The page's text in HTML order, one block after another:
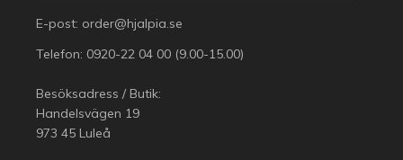
E-post: order@hjalpia.se
Telefon: 0920-22 04 00 (9.00-15.00)
Besöksadress / Butik:
Handelsvägen 19
973 45 Luleå